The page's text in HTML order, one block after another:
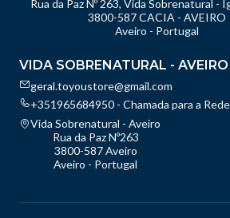
Rua da Paz Nº 263, Vida Sobrenatural -
3800-587 CACIA - AVEIRO
Aveiro - Portugal
VIDA SOBRENATURAL - AVEIRO
geral.toyoustore@gmail.com
+351965684950 - Chamada para a
Vida Sobrenatural - Aveiro
Rua da Paz Nº263
3800-587 Aveiro
Aveiro - Portugal